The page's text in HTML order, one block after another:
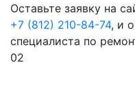
Оставьте заявку на
+7 (812) 210-84-74, и
специалиста по
02